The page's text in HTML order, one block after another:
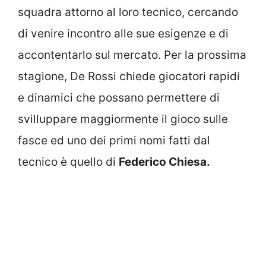
squadra attorno al loro tecnico, cercando
di venire incontro alle sue esigenze e di
accontentarlo sul mercato. Per la prossima
stagione, De Rossi chiede giocatori rapidi
e dinamici che possano permettere di
svilluppare maggiormente il gioco sulle
fasce ed uno dei primi nomi fatti dal
tecnico è quello di Federico Chiesa.